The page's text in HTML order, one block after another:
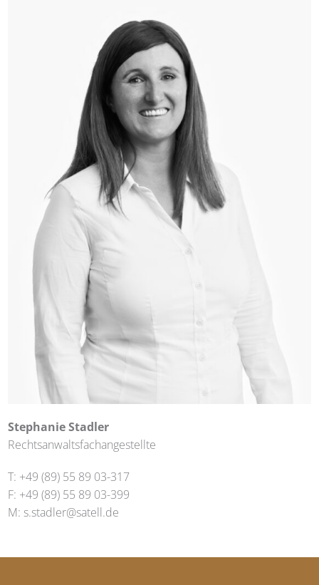
Stephanie Stadler
Rechtsanwaltsfachangestellte
T: +49 (89) 55 89 03-317
F: +49 (89) 55 89 03-399
M: s.stadler@satell.de